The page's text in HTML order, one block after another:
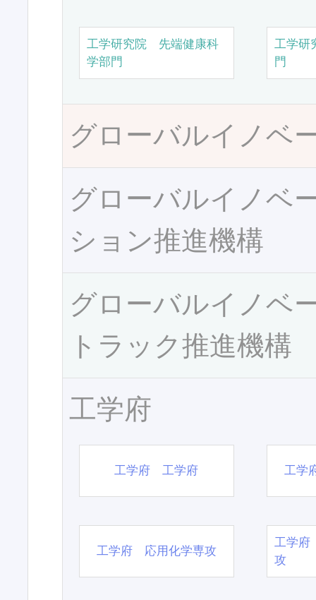
工学研究院 先端健康科
学部門
工学研
門
グローバルイノベ
グローバルイノベ
ション推進機構
グローバルイノベ
トラック推進機構
工学府
工学府 工学府 工学
工学府 応用化学専攻
工学府
攻